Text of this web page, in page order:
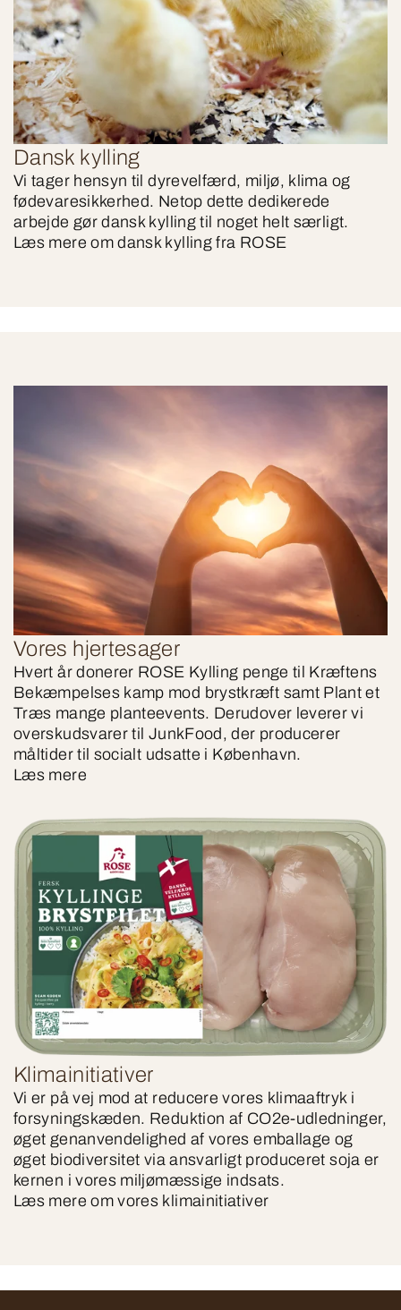
Dansk kylling
Vi tager hensyn til dyrevelfærd, miljø, klima og
fødevaresikkerhed. Netop dette dedikerede
arbejde gør dansk kylling til noget helt særligt.
Læs mere om dansk kylling fra ROSE
Vores hjertesager
Hvert år donerer ROSE Kylling penge til Kræftens
Bekæmpelses kamp mod brystkræft samt Plant et
Træs mange planteevents. Derudover leverer vi
overskudsvarer til JunkFood, der producerer
måltider til socialt udsatte i København.
Læs mere
Klimainitiativer
Vi er på vej mod at reducere vores klimaaftryk i
forsyningskæden. Reduktion af CO2e-udledninger,
øget genanvendelighed af vores emballage og
øget biodiversitet via ansvarligt produceret soja er
kernen i vores miljømæssige indsats.
Læs mere om vores klimainitiativer